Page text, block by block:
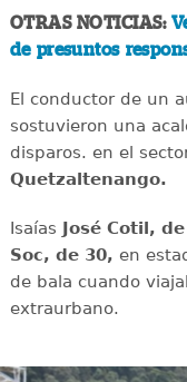
OTRAS NOTICIAS:
de presuntos
El conductor de un
sostuvieron una
disparos. en el
Quetzaltenango.
Isaías José Cotil,
Soc, de 30, en
de bala cuando
extraurbano.